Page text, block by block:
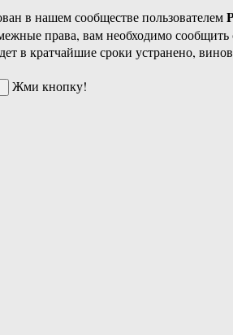
в нашем сообществе пользователем
права, вам необходимо
в кратчайшие сроки устранено,
Жми кнопку!